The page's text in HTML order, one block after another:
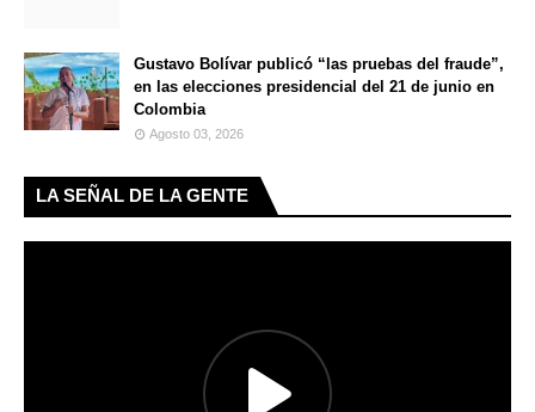
Gustavo Bolívar publicó “las pruebas del fraude”,
en las elecciones presidencial del 21 de junio en
Colombia
Agosto 03, 2026
LA SEÑAL DE LA GENTE